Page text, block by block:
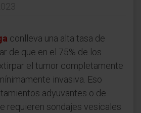
conlleva una alta tasa de
de que en el 75% de los
el tumor completamente
invasiva. Eso
adyuvantes o de
requieren sondajes vesicales